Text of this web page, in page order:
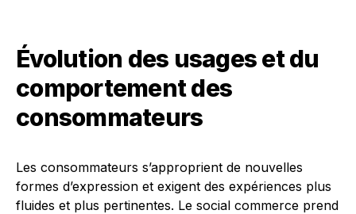
Évolution des usages et du
comportement des
consommateurs
Les consommateurs s’approprient de nouvelles
formes d’expression et exigent des expériences plus
fluides et plus pertinentes. Le social commerce prend